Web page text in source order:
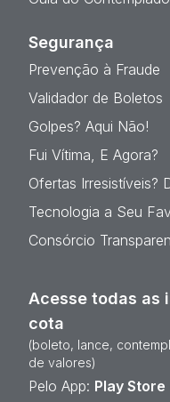
Segurança
Prevenção à Fraude
Validador de Boletos
Golpes? Aqui Não!
Fui Vítima, E Agora?
Ofertas Irresistíveis?
Tecnologia a Seu
Consórcio
Acesse todas as
cota
(boleto, lance,
de valores)
Pelo App: Play Store